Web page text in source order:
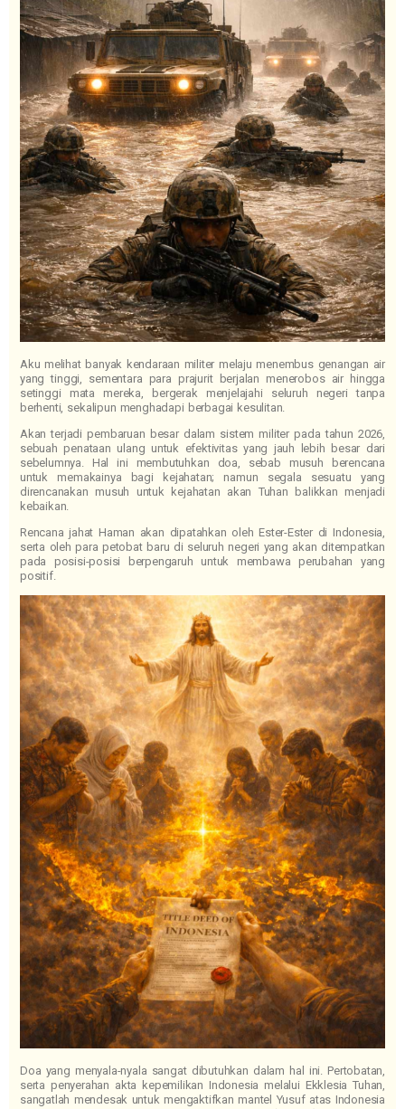
Aku melihat banyak kendaraan militer melaju menembus genangan air
yang tinggi, sementara para prajurit berjalan menerobos air hingga
setinggi mata mereka, bergerak menjelajahi seluruh negeri tanpa
berhenti, sekalipun menghadapi berbagai kesulitan.
Akan terjadi pembaruan besar dalam sistem militer pada tahun 2026,
sebuah penataan ulang untuk efektivitas yang jauh lebih besar dari
sebelumnya. Hal ini membutuhkan doa, sebab musuh berencana
untuk memakainya bagi kejahatan; namun segala sesuatu yang
direncanakan musuh untuk kejahatan akan Tuhan balikkan menjadi
kebaikan.
Rencana jahat Haman akan dipatahkan oleh Ester-Ester di Indonesia,
serta oleh para petobat baru di seluruh negeri yang akan ditempatkan
pada posisi-posisi berpengaruh untuk membawa perubahan yang
positif.
Doa yang menyala-nyala sangat dibutuhkan dalam hal ini. Pertobatan,
serta penyerahan akta kepemilikan Indonesia melalui Ekklesia Tuhan,
sangatlah mendesak untuk mengaktifkan mantel Yusuf atas Indonesia